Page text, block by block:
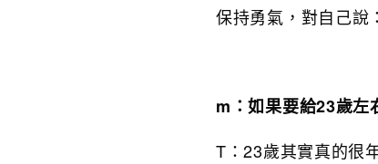
保持勇氣，對自己說
m：如果要給23歲左
T：23歲其實真的很